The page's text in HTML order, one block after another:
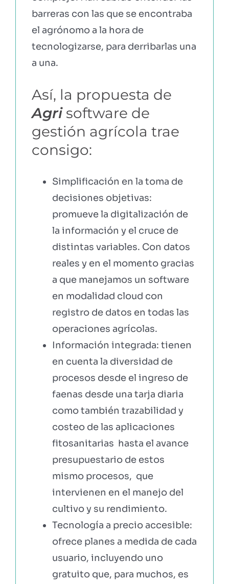
barreras con las que se encontraba
el agrónomo a la hora de
tecnologizarse, para derribarlas una
a una.
Así, la propuesta de
Agrisoftware de
gestión agrícola trae
consigo:
Simplificación en la toma de
decisiones objetivas:
promueve la digitalización de
la información y el cruce de
distintas variables. Con datos
reales y en el momento gracias
a que manejamos un software
en modalidad cloud con
registro de datos en todas las
operaciones agrícolas.
Información integrada: tienen
en cuenta la diversidad de
procesos desde el ingreso de
faenas desde una tarja diaria
como también trazabilidad y
costeo de las aplicaciones
fitosanitarias hasta el avance
presupuestario de estos
mismo procesos, que
intervienen en el manejo del
cultivo y su rendimiento.
Tecnología a precio accesible:
ofrece planes a medida de cada
usuario, incluyendo uno
gratuito que, para muchos, es